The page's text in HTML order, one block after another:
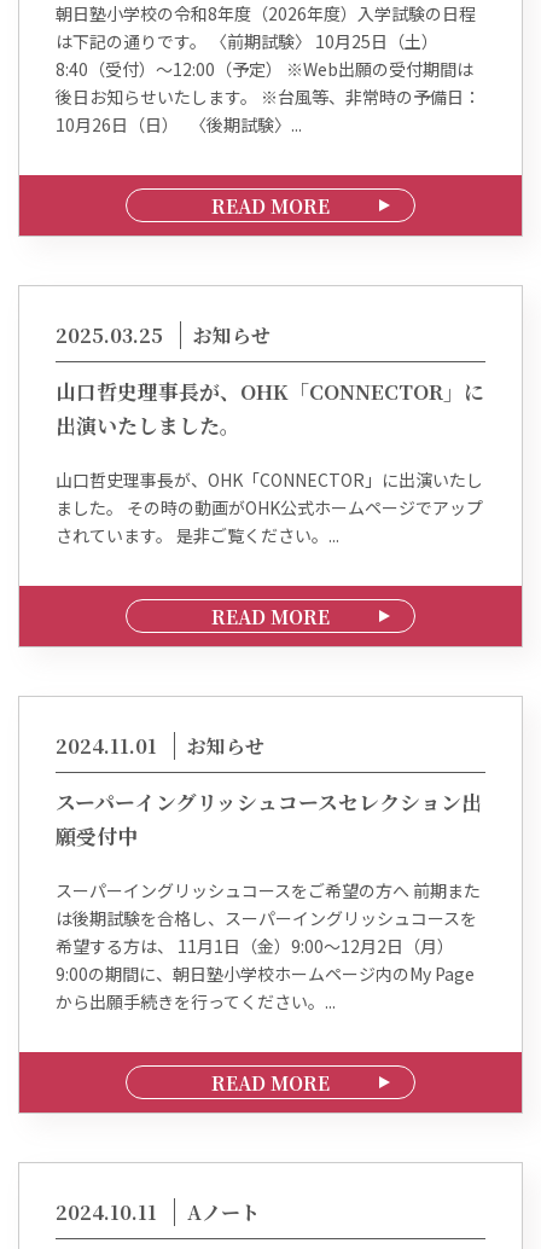
朝日塾小学校の令和8年度（2026年度）入学試験の日程
は下記の通りです。 〈前期試験〉 10月25日（土）
8:40（受付）～12:00（予定） ※Web出願の受付期間は
後日お知らせいたします。 ※台風等、非常時の予備日：
10月26日（日） 〈後期試験〉...
READ MORE
2025.03.25 お知らせ
山口哲史理事長が、OHK「CONNECTOR」に
出演いたしました。
山口哲史理事長が、OHK「CONNECTOR」に出演いたし
ました。 その時の動画がOHK公式ホームページでアップ
されています。 是非ご覧ください。...
READ MORE
2024.11.01 お知らせ
スーパーイングリッシュコースセレクション出
願受付中
スーパーイングリッシュコースをご希望の方へ 前期また
は後期試験を合格し、スーパーイングリッシュコースを
希望する方は、 11月1日（金）9:00～12月2日（月）
9:00の期間に、朝日塾小学校ホームページ内のMy Page
から出願手続きを行ってください。...
READ MORE
2024.10.11 Aノート